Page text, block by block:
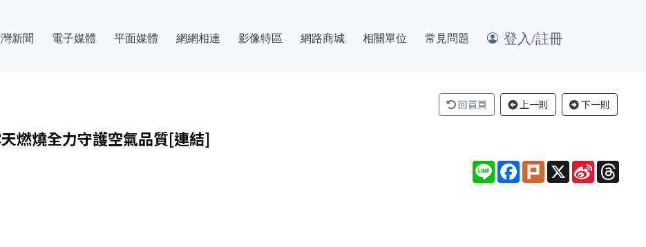
新聞 電子媒體 平面媒體 網網相連 影像特區 網路商城 相關單位 常見問題 登入/註冊
回首頁 上一則 下一則
燃燒全力守護空氣品質[連結]
Line Facebook
PlurkX Sina
Weibo